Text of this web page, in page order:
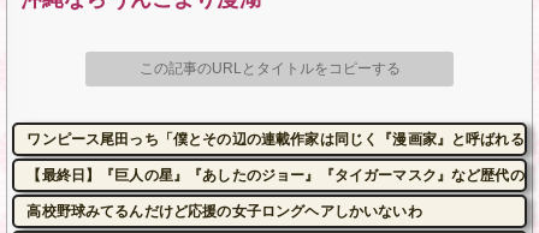
この記事のURLとタイトルをコピーする
ワンピース尾田っち「僕とその辺の連載作家は同じく『漫画家』と呼ばれる
【最終日】『巨人の星』『あしたのジョー』『タイガーマスク』など歴代
高校野球みてるんだけど応援の女子ロングヘアしかいないわ